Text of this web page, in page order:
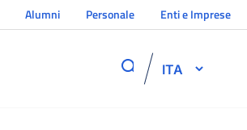
Alumni Personale Enti e Imprese
ITA